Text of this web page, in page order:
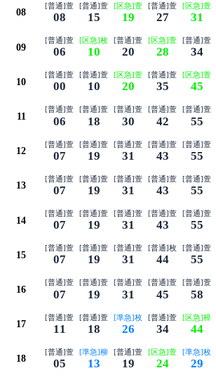
08
[普通]萱
08
[普通]萱
15
[区急]萱
19
[普通]萱
27
[区急]萱
31
09
[普通]萱
06
[区急]枚
10
[普通]萱
20
[区急]萱
28
[普通]萱
34
10
[普通]萱
00
[普通]萱
10
[区急]萱
20
[普通]萱
35
[区急]萱
45
11
[普通]萱
06
[普通]萱
18
[普通]萱
30
[普通]萱
42
[普通]萱
55
12
[普通]萱
07
[普通]萱
19
[普通]萱
31
[普通]萱
43
[普通]萱
55
13
[普通]萱
07
[普通]萱
19
[普通]萱
31
[普通]萱
43
[普通]萱
55
14
[普通]萱
07
[普通]萱
19
[普通]萱
31
[普通]萱
43
[普通]萱
55
15
[普通]萱
07
[普通]萱
19
[普通]萱
31
[普通]枚
44
[普通]萱
55
16
[普通]萱
07
[普通]萱
19
[普通]萱
31
[普通]萱
45
[普通]萱
58
17
[普通]萱
11
[普通]萱
18
[準急]枚
26
[普通]萱
34
[区急]樟
44
18
[普通]萱
05
[準急]柳
13
[普通]萱
19
[区急]萱
24
[準急]枚
29